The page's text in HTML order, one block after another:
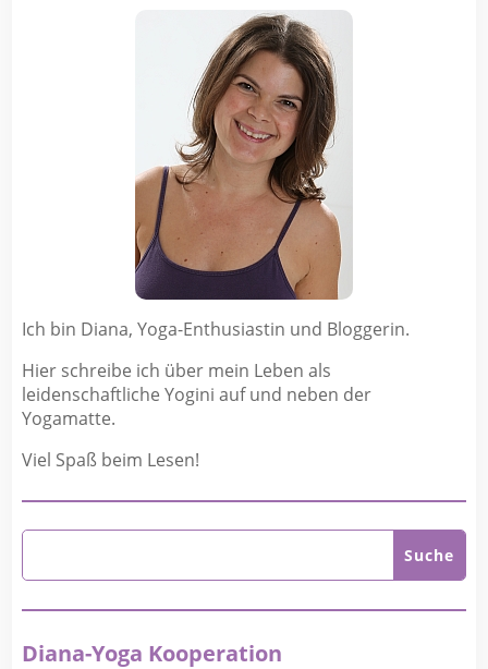
Ich bin Diana, Yoga-Enthusiastin und Bloggerin.
Hier schreibe ich über mein Leben als
leidenschaftliche Yogini auf und neben der
Yogamatte.
Viel Spaß beim Lesen!
Diana-Yoga Kooperation